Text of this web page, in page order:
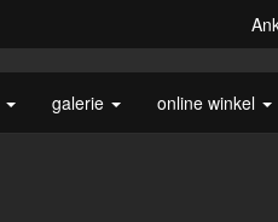
galerie online winkel